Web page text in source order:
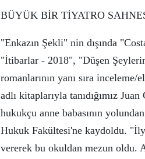
BÜYÜK BİR TİYATRO
"Enkazın Şekli" nin dışında
"İtibarlar - 2018", "Düşen
romanlarının yanı sıra
adlı kitaplarıyla tanıdığımız
hukukçu anne babasının
Hukuk Fakültesi'ne kaydoldu.
vererek bu okuldan mezun oldu.